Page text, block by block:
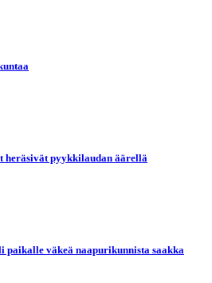
heräsivät pyykkilaudan äärellä
paikalle väkeä naapurikunnista saakka